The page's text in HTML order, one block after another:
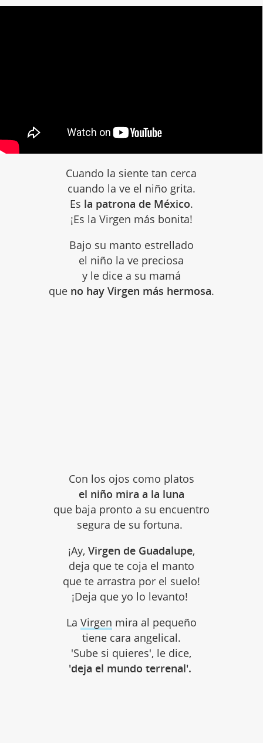
Cuando la siente tan cerca
cuando la ve el niño grita.
Es la patrona de México.
¡Es la Virgen más bonita!
Bajo su manto estrellado
el niño la ve preciosa
y le dice a su mamá
que no hay Virgen más hermosa.
Con los ojos como platos
el niño mira a la luna
que baja pronto a su encuentro
segura de su fortuna.
¡Ay, Virgen de Guadalupe,
deja que te coja el manto
que te arrastra por el suelo!
¡Deja que yo lo levanto!
La Virgen mira al pequeño
tiene cara angelical.
'Sube si quieres', le dice,
'deja el mundo terrenal'.